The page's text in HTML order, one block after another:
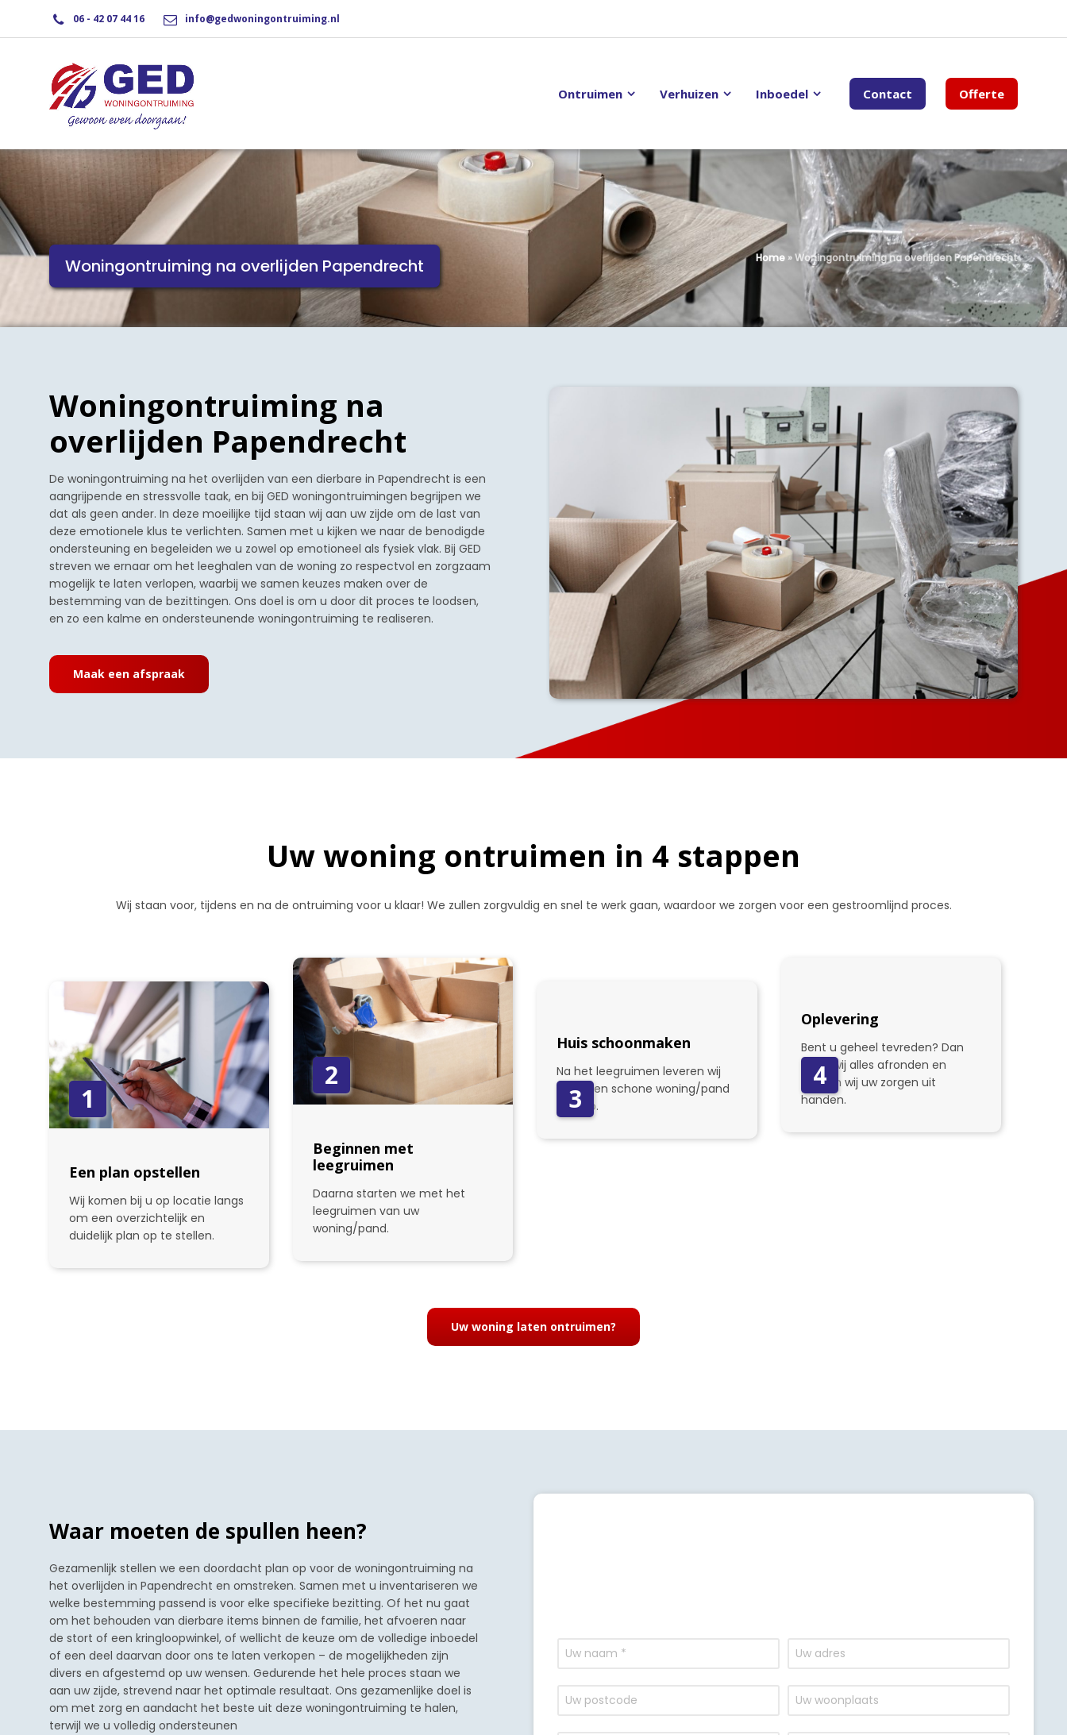
06 - 42 07 44 16 info@gedwoningontruiming.nl
Ontruimen Verhuizen Inboedel Contact Offerte
Woningontruiming na overlijden Papendrecht Home »Woningontruiming na overlijden Papendrecht
Woningontruiming na
overlijden Papendrecht
De woningontruiming na het overlijden van een dierbare in Papendrecht is een
aangrijpende en stressvolle taak, en bij GED woningontruimingen begrijpen we
dat als geen ander. In deze moeilijke tijd staan wij aan uw zijde om de last van
deze emotionele klus te verlichten. Samen met u kijken we naar de benodigde
ondersteuning en begeleiden we u zowel op emotioneel als fysiek vlak. Bij GED
streven we ernaar om het leeghalen van de woning zo respectvol en zorgzaam
mogelijk te laten verlopen, waarbij we samen keuzes maken over de
bestemming van de bezittingen. Ons doel is om u door dit proces te loodsen,
en zo een kalme en ondersteunende woningontruiming te realiseren.
Maak een afspraak
Uw woning ontruimen in 4 stappen
Wij staan voor, tijdens en na de ontruiming voor u klaar! We zullen zorgvuldig en snel te werk gaan, waardoor we zorgen voor een gestroomlijnd proces.
1
Een plan opstellen
Wij komen bij u op locatie langs
om een overzichtelijk en
duidelijk plan op te stellen.
2
Beginnen met
leegruimen
Daarna starten we met het
leegruimen van uw
woning/pand.
3
Huis schoonmaken
Na het leegruimen leveren wij
weer een schone woning/pand
bij u op.
4
Oplevering
Bent u geheel tevreden? Dan
gaan wij alles afronden en
nemen wij uw zorgen uit
handen.
Uw woning laten ontruimen?
Waar moeten de spullen heen?
Gezamenlijk stellen we een doordacht plan op voor de woningontruiming na
het overlijden in Papendrecht en omstreken. Samen met u inventariseren we
welke bestemming passend is voor elke specifieke bezitting. Of het nu gaat
om het behouden van dierbare items binnen de familie, het afvoeren naar
de stort of een kringloopwinkel, of wellicht de keuze om de volledige inboedel
of een deel daarvan door ons te laten verkopen – de mogelijkheden zijn
divers en afgestemd op uw wensen. Gedurende het hele proces staan we
aan uw zijde, strevend naar het optimale resultaat. Ons gezamenlijke doel is
om met zorg en aandacht het beste uit deze woningontruiming te halen,
terwijl we u volledig ondersteunen